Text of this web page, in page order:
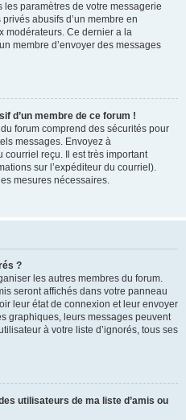
paramètres de votre messagerie
abusifs d’un membre en
modérateurs. Ce dernier a la
membre d’envoyer des messages
d’un membre de ce forum !
forum comprend des sécurités pour
messages. Envoyez à
courriel reçu. Il est très important
sur l’expéditeur du courriel).
mesures nécessaires.
?
les autres membres du forum.
seront affichés dans votre panneau
leur état de connexion et leur envoyer
graphiques, leurs messages peuvent
à votre liste d’ignorés, tous ses
utilisateurs de ma liste d’amis ou